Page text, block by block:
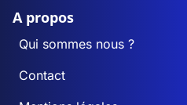
A propos
Qui sommes nous ?
Contact